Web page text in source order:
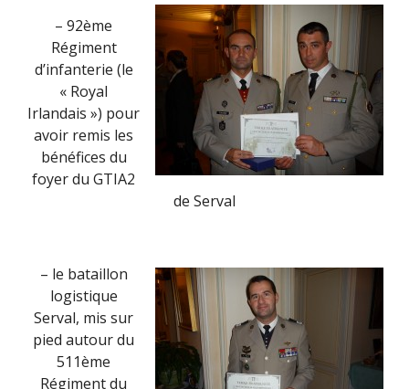
– 92ème
Régiment
d’infanterie (le
« Royal
Irlandais ») pour
avoir remis les
bénéfices du
foyer du GTIA2
de Serval
– le bataillon
logistique
Serval, mis sur
pied autour du
511ème
Régiment du